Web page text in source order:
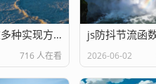
js数组去重多种实现方法
716 人在看 2026-06-02